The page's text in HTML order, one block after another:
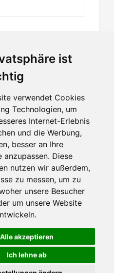
ist
verwendet Cookies
Technologien, um
Internet-Erlebnis
und die Werbung,
besser an Ihre
anzupassen. Diese
nutzen wir außerdem,
zu messen, um zu
unsere Besucher
um unsere Website
Alle akzeptieren
Ich lehne ab
auf Ihrem Computer zu speichern.
funktioniert, andere helfen uns dabei, das
Gewerbetreibende
Investoren
Medien
Facebook
Twitter
YouTube
Google+